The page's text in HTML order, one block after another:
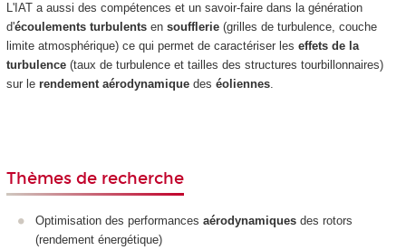
L'IAT a aussi des compétences et un savoir-faire dans la génération
d'écoulements turbulentsen soufflerie(grilles de turbulence, couche
limite atmosphérique) ce qui permet de caractériser les effets de la
turbulence(taux de turbulence et tailles des structures tourbillonnaires)
sur le rendement aérodynamiquedes éoliennes.
Thèmes de recherche
Optimisation des performances aérodynamiques des rotors
(rendement énergétique)